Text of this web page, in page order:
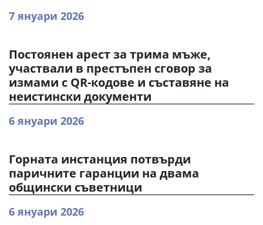
7 януари 2026
Постоянен арест за трима мъже,
участвали в престъпен сговор за
измами с QR-кодове и съставяне на
неистински документи
6 януари 2026
Горната инстанция потвърди
паричните гаранции на двама
общински съветници
6 януари 2026